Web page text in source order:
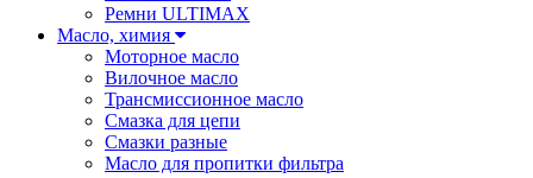
Ремни ULTIMAX
Масло, химия
Моторное масло
Вилочное масло
Трансмиссионное масло
Смазка для цепи
Смазки разные
Масло для пропитки фильтра